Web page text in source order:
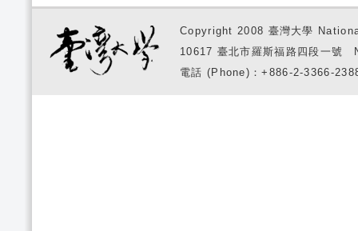
Copyright 2008 臺灣大學
10617 臺北市羅斯福路四段一
電話 (Phone)：+886-2-3366-